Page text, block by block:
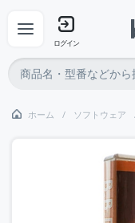
ログイン
ホーム ソフトウェア